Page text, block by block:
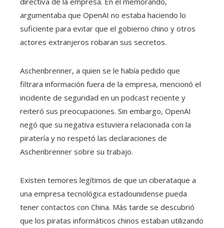
argumentaba que OpenAI no estaba haciendo lo
suficiente para evitar que el gobierno chino y otros
actores extranjeros robaran sus secretos.
Aschenbrenner, a quien se le había pedido que
filtrara información fuera de la empresa, mencionó el
incidente de seguridad en un podcast reciente y
reiteró sus preocupaciones. Sin embargo, OpenAI
negó que su negativa estuviera relacionada con la
piratería y no respetó las declaraciones de
Aschenbrenner sobre su trabajo.
Existen temores legítimos de que un ciberataque a
una empresa tecnológica estadounidense pueda
tener contactos con China. Más tarde se descubrió
que los piratas informáticos chinos estaban utilizando